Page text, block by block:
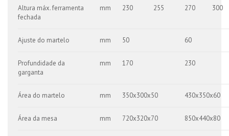
Altura máx. ferramenta
fechada
mm 230 255 270 300
Ajuste do martelo mm 50 60
Profundidade da
garganta
mm 170 230
Área do martelo mm 350x300x50 430x350x60
Área da mesa mm 720x320x70 850x440x80